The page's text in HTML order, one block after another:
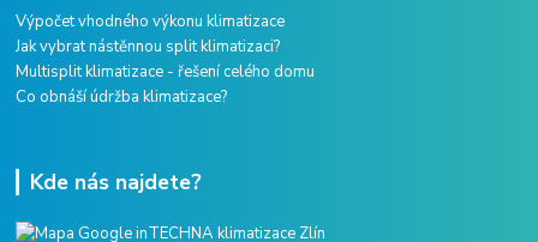
Výpočet vhodného výkonu klimatizace
Jak vybrat nástěnnou split klimatizaci?
Multisplit klimatizace - řešení celého domu
Co obnáší údržba klimatizace?
Kde nás najdete?